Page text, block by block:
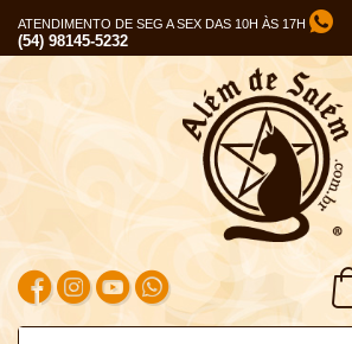
ATENDIMENTO DE SEG A SEX DAS 10H ÀS 17H
(54) 98145-5232